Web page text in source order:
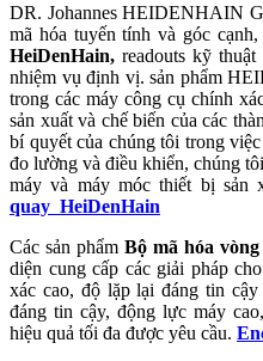
DR. Johannes HEIDENHAIN
mã hóa tuyến tính và góc
HeiDenHain, readouts kỹ
nhiệm vụ định vị. sản phẩm
trong các máy công cụ chính
sản xuất và chế biến của các
bí quyết của chúng tôi trong
đo lường và điều khiển, chúng
máy và máy móc thiết bị sản
quay HeiDenHain
Các sản phẩm Bộ mã hóa
diện cung cấp các giải pháp
xác cao, độ lặp lại đáng tin
đáng tin cậy, động lực máy
hiệu quả tối đa được yêu cầu.